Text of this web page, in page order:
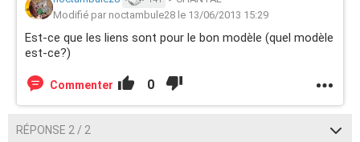
Modifié par noctambule28 le 13/06/2013 15:29
Est-ce que les liens sont pour le bon modèle (quel modèle
est-ce?)
Commenter 0
RÉPONSE 2 / 2